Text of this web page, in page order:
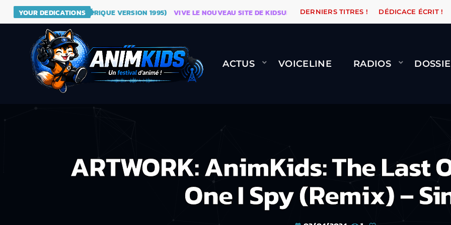
YOUR DEDICATIONS
BALL (GÉNÉRIQUE VERSION 1995) VIVE LE NOUVEAU SITE DE KIDSUNE WARÉTRO ORANGE ROAD QUI
DERNIERS TITRES ! DÉDICACE ÉCRIT !
ACTUS VOICELINE RADIOS
ARTWORK: AnimKids: The Last
One I Spy (Remix) –